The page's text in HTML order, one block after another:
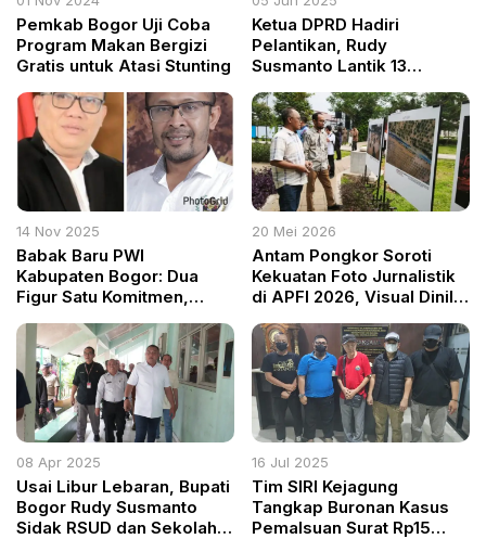
Pemkab Bogor Uji Coba
Program Makan Bergizi
Gratis untuk Atasi Stunting
Ketua DPRD Hadiri
Pelantikan, Rudy
Susmanto Lantik 13
Bogor
14 Nov 2025
Babak Baru PWI
Kabupaten Bogor: Dua
Figur Satu Komitmen,
Pers
20 Mei 2026
Antam Pongkor Soroti
Kekuatan Foto Jurnalistik
di APFI 2026, Visual Dinilai
08 Apr 2025
Usai Libur Lebaran, Bupati
Bogor Rudy Susmanto
Sidak RSUD dan Sekolah,
16 Jul 2025
Tim SIRI Kejagung
Tangkap Buronan Kasus
Pemalsuan Surat Rp15